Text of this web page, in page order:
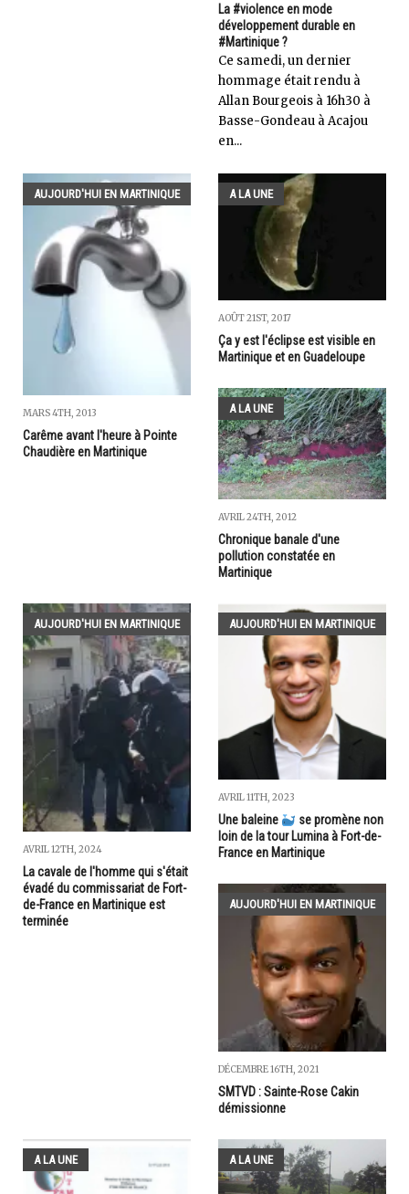
La #violence en mode
développement durable en
#Martinique ?
Ce samedi, un dernier
hommage était rendu à
Allan Bourgeois à 16h30 à
Basse-Gondeau à Acajou
en...
AUJOURD'HUI EN MARTINIQUE
MARS 4TH, 2013
Carême avant l'heure à Pointe
Chaudière en Martinique
A LA UNE
AOÛT 21ST, 2017
Ça y est l'éclipse est visible en
Martinique et en Guadeloupe
A LA UNE
AVRIL 24TH, 2012
Chronique banale d'une
pollution constatée en
Martinique
AUJOURD'HUI EN MARTINIQUE
AVRIL 12TH, 2024
La cavale de l'homme qui s'était
évadé du commissariat de Fort-
de-France en Martinique est
terminée
AUJOURD'HUI EN MARTINIQUE
AVRIL 11TH, 2023
Une baleine
se promène non
loin de la tour Lumina à Fort-de-
France en Martinique
AUJOURD'HUI EN MARTINIQUE
DÉCEMBRE 16TH, 2021
SMTVD : Sainte-Rose Cakin
démissionne
A LA UNE A LA UNE